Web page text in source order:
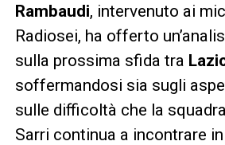
Rambaudi, intervenuto ai
Radiosei, ha offerto
sulla prossima sfida tra
soffermandosi sia sugli
sulle difficoltà che la
Sarri continua a incontrare